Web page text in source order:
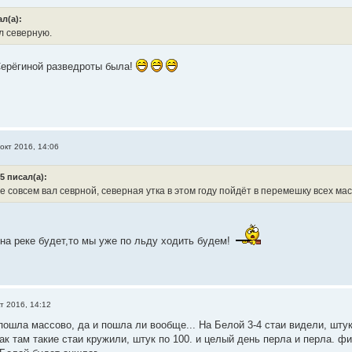
северную.
разведроты была!
2016, 14:06
писал(а):
вал севрной, северная утка в этом году пойдёт в перемешку всех
реке будет,то мы уже по льду ходить будем!
2016, 14:12
массово, да и пошла ли вообще... На Белой 3-4 стаи видели,
там такие стаи кружили, штук по 100. и целый день перла и перла.